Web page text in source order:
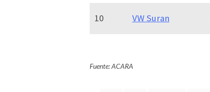
10 VW Suran
Fuente: ACARA